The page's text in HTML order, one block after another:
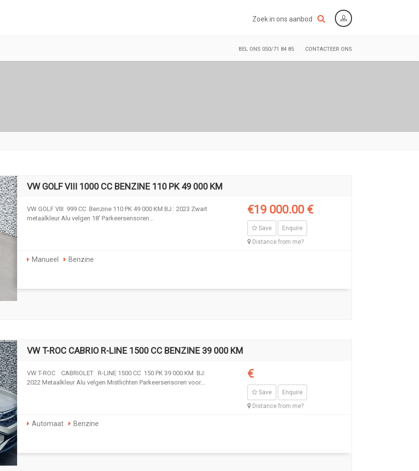
Zoek in ons aanbod
BEL ONS 050/71 84 85 CONTACTEER ONS
VW GOLF VIII 1000 CC BENZINE 110 PK 49 000 KM
VW GOLF VIII 999 CC Benzine 110 PK 49 000 KM BJ : 2023 Zwart
metaalkleur Alu velgen 18′ Parkeersensoren...
€19 000.00 €
Save
Enquire
Distance from me?
Manueel Benzine
VW T-ROC CABRIO R-LINE 1500 CC BENZINE 39 000 KM
VW T-ROC CABRIOLET R-LINE 1500 CC 150 PK 39 000 KM BJ:
2022 Metaalkleur Alu velgen Mistlichten Parkeersensoren voor...
€
Save
Enquire
Distance from me?
Automaat Benzine